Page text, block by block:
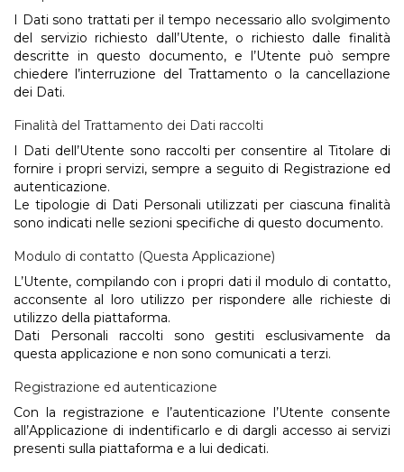
I Dati sono trattati per il tempo necessario allo svolgimento
del servizio richiesto dall’Utente, o richiesto dalle finalità
descritte in questo documento, e l’Utente può sempre
chiedere l’interruzione del Trattamento o la cancellazione
dei Dati.
Finalità del Trattamento dei Dati raccolti
I Dati dell’Utente sono raccolti per consentire al Titolare di
fornire i propri servizi, sempre a seguito di Registrazione ed
autenticazione.
Le tipologie di Dati Personali utilizzati per ciascuna finalità
sono indicati nelle sezioni specifiche di questo documento.
Modulo di contatto (Questa Applicazione)
L’Utente, compilando con i propri dati il modulo di contatto,
acconsente al loro utilizzo per rispondere alle richieste di
utilizzo della piattaforma.
Dati Personali raccolti sono gestiti esclusivamente da
questa applicazione e non sono comunicati a terzi.
Registrazione ed autenticazione
Con la registrazione e l’autenticazione l’Utente consente
all’Applicazione di indentificarlo e di dargli accesso ai servizi
presenti sulla piattaforma e a lui dedicati.